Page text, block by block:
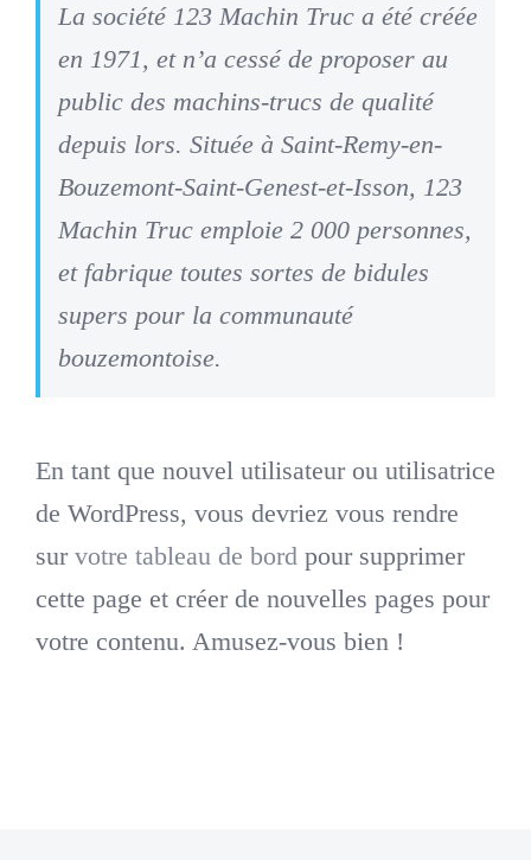
La société 123 Machin Truc a été créée
en 1971, et n’a cessé de proposer au
public des machins-trucs de qualité
depuis lors. Située à Saint-Remy-en-
Bouzemont-Saint-Genest-et-Isson, 123
Machin Truc emploie 2 000 personnes,
et fabrique toutes sortes de bidules
supers pour la communauté
bouzemontoise.
En tant que nouvel utilisateur ou utilisatrice
de WordPress, vous devriez vous rendre
sur votre tableau de bord pour supprimer
cette page et créer de nouvelles pages pour
votre contenu. Amusez-vous bien !